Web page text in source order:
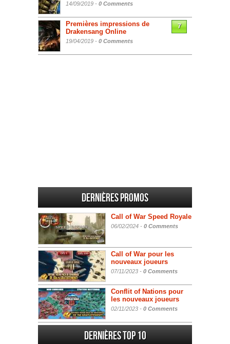
14/09/2019 - 0 Comments
Premières impressions de
Drakensang Online
19/04/2019 - 0 Comments
7
Dernières promos
Call of War Speed Royale
06/02/2024 - 0 Comments
Call of War pour les
nouveaux joueurs
07/11/2023 - 0 Comments
Conflit of Nations pour
les nouveaux joueurs
02/11/2023 - 0 Comments
Dernières Top 10